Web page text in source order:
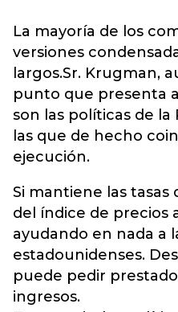
La mayoría de los
versiones
largos.Sr. Krugman,
punto que presenta
son las políticas de la
las que de hecho
ejecución.
Si mantiene las
del índice de precios
ayudando en nada a
estadounidenses.
puede pedir
ingresos.